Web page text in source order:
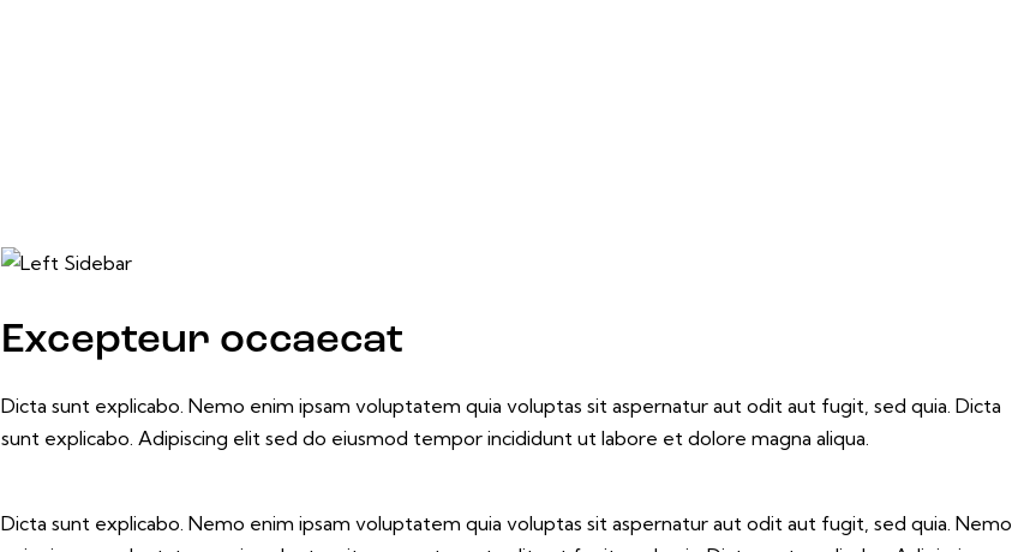
Excepteur occaecat
Dicta sunt explicabo. Nemo enim ipsam voluptatem quia voluptas sit aspernatur aut odit aut fugit, sed quia. Dicta
sunt explicabo. Adipiscing elit sed do eiusmod tempor incididunt ut labore et dolore magna aliqua.
Dicta sunt explicabo. Nemo enim ipsam voluptatem quia voluptas sit aspernatur aut odit aut fugit, sed quia. Nemo